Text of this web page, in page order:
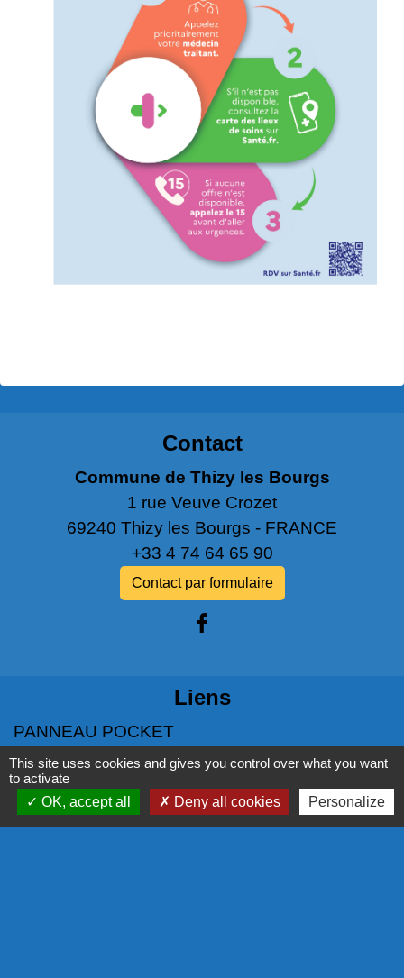
Contact
Commune de Thizy les Bourgs
1 rue Veuve Crozet
69240 Thizy les Bourgs - FRANCE
+33 4 74 64 65 90
Contact par formulaire
Liens
PANNEAU POCKET
NOS PARTENAIRES
COMMISSION EUROPÉENNE
This site uses cookies and gives you control over what you want
to activate
OK, accept all
Deny all cookies Personalize